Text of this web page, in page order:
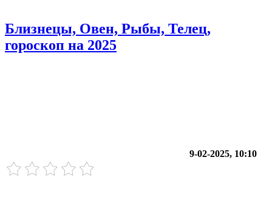
Близнецы, Овен, Рыбы, Телец,
гороскоп на 2025
9-02-2025, 10:10